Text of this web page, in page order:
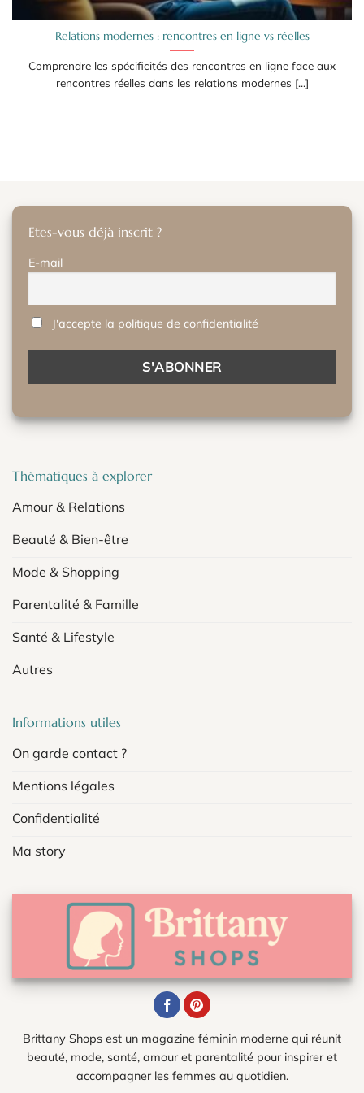
Relations modernes : rencontres en ligne vs réelles
Comprendre les spécificités des rencontres en ligne face aux
rencontres réelles dans les relations modernes [...]
Etes-vous déjà inscrit ?
E-mail
J'accepte la politique de confidentialité
Thématiques à explorer
Amour & Relations
Beauté & Bien-être
Mode & Shopping
Parentalité & Famille
Santé & Lifestyle
Autres
Informations utiles
On garde contact ?
Mentions légales
Confidentialité
Ma story
Brittany Shops est un magazine féminin moderne qui réunit
beauté, mode, santé, amour et parentalité pour inspirer et
accompagner les femmes au quotidien.